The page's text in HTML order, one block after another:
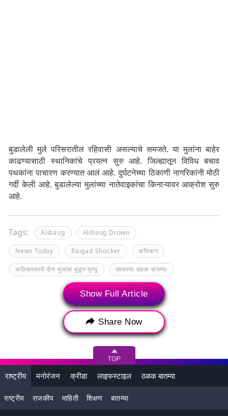
बुडालेली मुले परिसरातील रहिवासी असल्याचे समजते. या मुलांना बाहेर
काढण्यासाठी स्थानिकांचे प्रयत्न सुरु आहे. जिल्ह्यातून विविध बचाव
पथकांना पाचारण करण्यात आलं आहे. दुर्घटनेच्या ठिकाणी नागरिकांनी मोठी
गर्दी केली आहे. बुडालेल्या मुलांच्या नातेवाइकांचा किनाऱ्यावर आक्रोश सुरु
आहे.
Tags: Alibaug Alibaug Drown
News Today Raigad Shocker अलिबाग
अलिबागमध्ये दोन मुलांचा बुडून मृत्यू आजच्या ठळक बातम्या
Show Full Article
Share Now
राष्ट्रीय मनोरंजन क्रीडा लाइफस्टाइल ठळक बातम्या
राष्ट्रीय राजकीय माहिती शिक्षण बातम्या